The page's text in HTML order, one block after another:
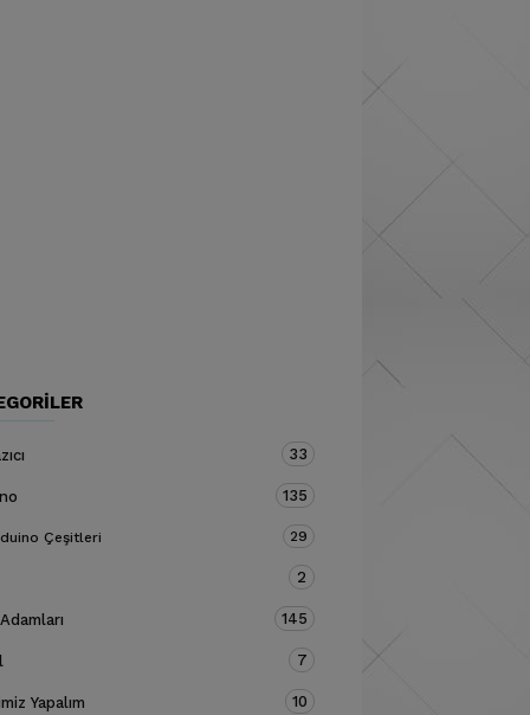
33
135
Çeşitleri 29
2
145
7
Yapalım 10